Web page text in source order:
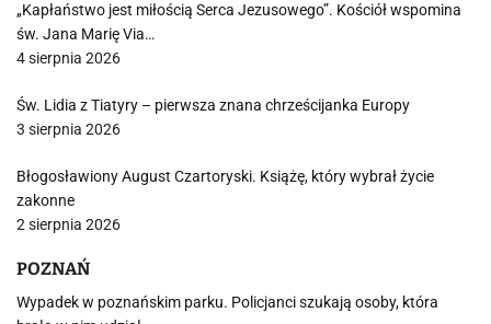
„Kapłaństwo jest miłością Serca Jezusowego”. Kościół wspomina
św. Jana Marię Via…
4 sierpnia 2026
Św. Lidia z Tiatyry – pierwsza znana chrześcijanka Europy
3 sierpnia 2026
Błogosławiony August Czartoryski. Książę, który wybrał życie
zakonne
2 sierpnia 2026
POZNAŃ
Wypadek w poznańskim parku. Policjanci szukają osoby, która